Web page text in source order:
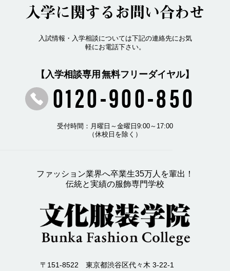
入学に関するお問い合わせ
入試情報・入学相談については下記の連絡先にお気
軽にお電話下さい。
0120-900-850
【入学相談専用 無料フリーダイヤル】
受付時間：月曜日～金曜日9:00～17:00
（休校日を除く）
ファッション業界へ卒業生35万人を輩出！
伝統と実績の服飾専門学校
〒151-8522 東京都渋谷区代々木 3-22-1